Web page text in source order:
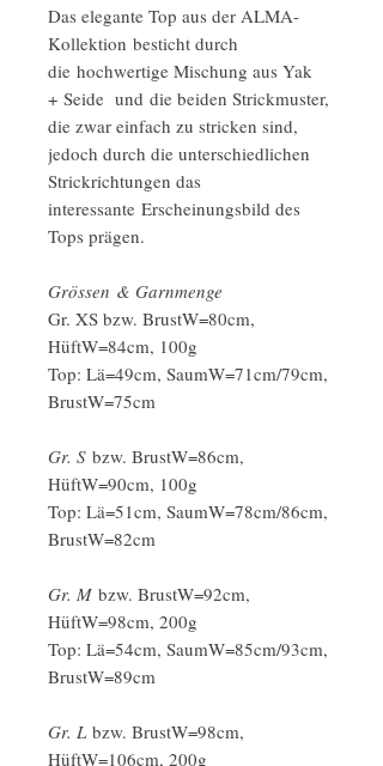
Das elegante Top aus der ALMA-
Kollektion besticht durch
die hochwertige Mischung aus Yak
+ Seide und die beiden Strickmuster,
die zwar einfach zu stricken sind,
jedoch durch die unterschiedlichen
Strickrichtungen das
interessante Erscheinungsbild des
Tops prägen.
Grössen & Garnmenge
Gr. XS bzw. BrustW=80cm,
HüftW=84cm, 100g
Top: Lä=49cm, SaumW=71cm/79cm,
BrustW=75cm
Gr. S bzw. BrustW=86cm,
HüftW=90cm, 100g
Top: Lä=51cm, SaumW=78cm/86cm,
BrustW=82cm
Gr. M bzw. BrustW=92cm,
HüftW=98cm, 200g
Top: Lä=54cm, SaumW=85cm/93cm,
BrustW=89cm
Gr. L bzw. BrustW=98cm,
HüftW=106cm, 200g